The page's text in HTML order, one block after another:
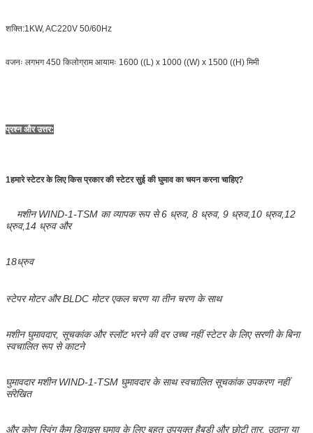
शक्ति:1KW, AC220V 50/60Hz
वजनः लगभग 450 किलोग्राम आयामः 1600 ((L) x 1000 ((W) x 1500 ((H) मिमी
प्रश्न और उत्तर:
1हमारे स्टेटर के लिए किस प्रकार की स्टेटर सुई की घुमाव का चयन करना चाहिए?
मशीन WIND-1-TSM का व्यापक रूप से 6 ध्रुव, 8 ध्रुव, 9 ध्रुव,10 ध्रुव,12
ध्रुव,14 ध्रुव और
18ध्रुव
स्टेपर मोटर और BLDC मोटर एकल चरण या तीन चरण के साथ
मशीन घुमावदार, सूचकांक और स्लॉट भरने की दर उच्च नहीं स्टेटर के लिए सरणी के बिना
स्वचालित रूप से काटने
घुमावदार मशीन WIND-1-TSM घुमावदार के साथ स्वचालित सूचकांक उपकरण नहीं
संरेखित
और कोण स्विंग कैम डिवाइस घुमाव के लिए बहुत उपयुक्त हैबड़ी और छोटी तार, उठाना या